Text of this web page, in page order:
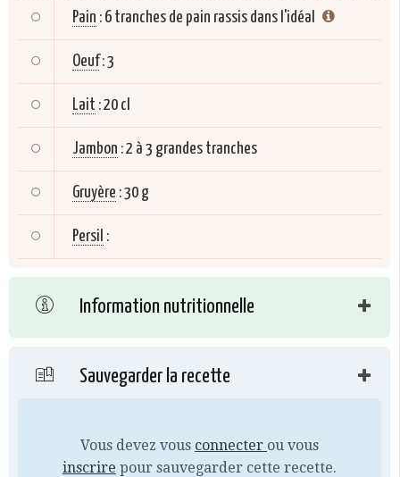
Pain : 6 tranches de pain rassis dans l'idéal
Oeuf :3
Lait :20 cl
Jambon :2 à 3 grandes tranches
Gruyère :30 g
Persil :
Information nutritionnelle
Sauvegarder la recette
Vous devez vous connecter ou vous
inscrire pour sauvegarder cette recette.